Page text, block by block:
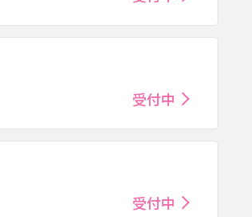
受付中
受付中